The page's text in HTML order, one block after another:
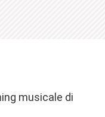
musicale di